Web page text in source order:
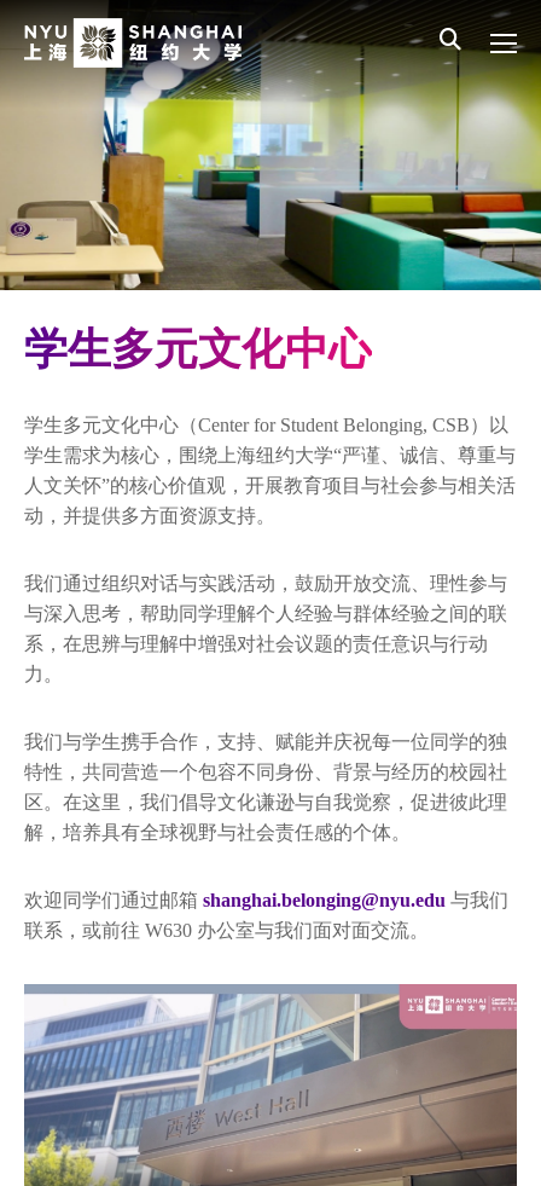
Skip to main content
English 员工登录 All NYU
Main Menu CN
迎新项目
住宿生活
体育运动与健身
学生活动与社区参与
学生多元文化中心
LEAD项目
第一代大学生项目
CultureXChange
活动回顾
学生健康中心
职业发展
学生多元文化中心
学生多元文化中心（Center for Student Belonging, CSB）以
学生需求为核心，围绕上海纽约大学“严谨、诚信、尊重与
人文关怀”的核心价值观，开展教育项目与社会参与相关活
动，并提供多方面资源支持。
我们通过组织对话与实践活动，鼓励开放交流、理性参与
与深入思考，帮助同学理解个人经验与群体经验之间的联
系，在思辨与理解中增强对社会议题的责任意识与行动
力。
我们与学生携手合作，支持、赋能并庆祝每一位同学的独
特性，共同营造一个包容不同身份、背景与经历的校园社
区。在这里，我们倡导文化谦逊与自我觉察，促进彼此理
解，培养具有全球视野与社会责任感的个体。
欢迎同学们通过邮箱 shanghai.belonging@nyu.edu 与我们
联系，或前往 W630 办公室与我们面对面交流。